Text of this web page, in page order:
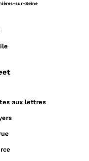
sur-Seine
aux lettres